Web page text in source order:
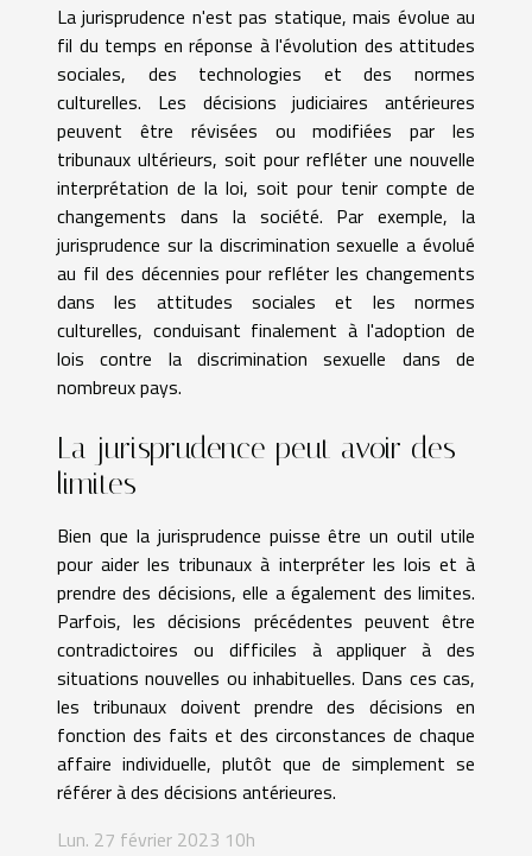
La jurisprudence n'est pas statique, mais évolue au
fil du temps en réponse à l'évolution des attitudes
sociales, des technologies et des normes
culturelles. Les décisions judiciaires antérieures
peuvent être révisées ou modifiées par les
tribunaux ultérieurs, soit pour refléter une nouvelle
interprétation de la loi, soit pour tenir compte de
changements dans la société. Par exemple, la
jurisprudence sur la discrimination sexuelle a évolué
au fil des décennies pour refléter les changements
dans les attitudes sociales et les normes
culturelles, conduisant finalement à l'adoption de
lois contre la discrimination sexuelle dans de
nombreux pays.
La jurisprudence peut avoir des
limites
Bien que la jurisprudence puisse être un outil utile
pour aider les tribunaux à interpréter les lois et à
prendre des décisions, elle a également des limites.
Parfois, les décisions précédentes peuvent être
contradictoires ou difficiles à appliquer à des
situations nouvelles ou inhabituelles. Dans ces cas,
les tribunaux doivent prendre des décisions en
fonction des faits et des circonstances de chaque
affaire individuelle, plutôt que de simplement se
référer à des décisions antérieures.
Lun. 27 février 2023 10h